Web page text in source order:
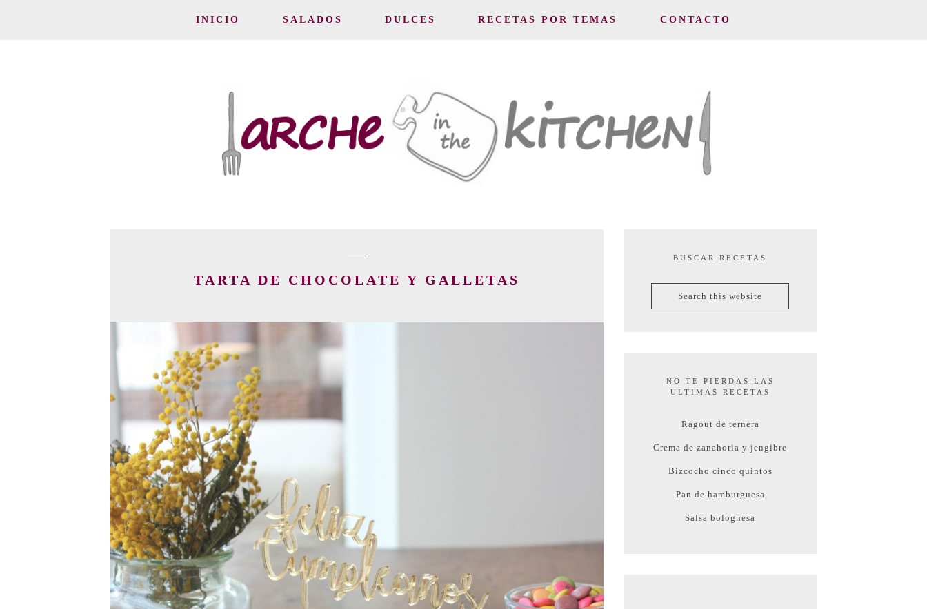
INICIO SALADOS DULCES RECETAS POR TEMAS CONTACTO
TARTA DE CHOCOLATE Y GALLETAS
BUSCAR RECETAS
NO TE PIERDAS LAS
ULTIMAS RECETAS
Ragout de ternera
Crema de zanahoria y jengibre
Bizcocho cinco quintos
Pan de hamburguesa
Salsa bolognesa